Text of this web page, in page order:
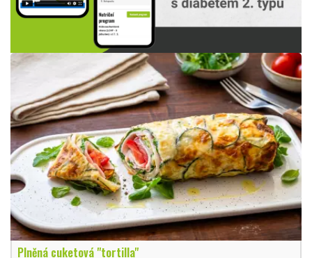
Plněná cuketová "tortilla"